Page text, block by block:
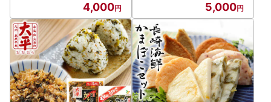
4,000 5,000